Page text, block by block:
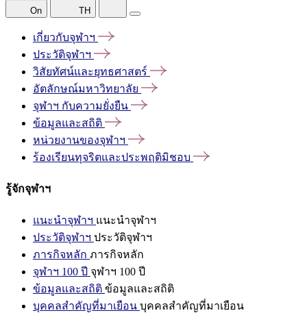
On TH
เกี่ยวกับจุฬาฯ
ประวัติจุฬาฯ
วิสัยทัศน์และยุทธศาสตร์
อัตลักษณ์มหาวิทยาลัย
จุฬาฯ กับความยั่งยืน
ข้อมูลและสถิติ
หน่วยงานของจุฬาฯ
ร้องเรียนทุจริตและประพฤติมิชอบ
รู้จักจุฬาฯ
แนะนำจุฬาฯ แนะนำจุฬาฯ
ประวัติจุฬาฯ ประวัติจุฬาฯ
ภารกิจหลัก ภารกิจหลัก
จุฬาฯ 100 ปี จุฬาฯ 100 ปี
ข้อมูลและสถิติ ข้อมูลและสถิติ
บุคคลสำคัญที่มาเยือน บุคคลสำคัญที่มาเยือน